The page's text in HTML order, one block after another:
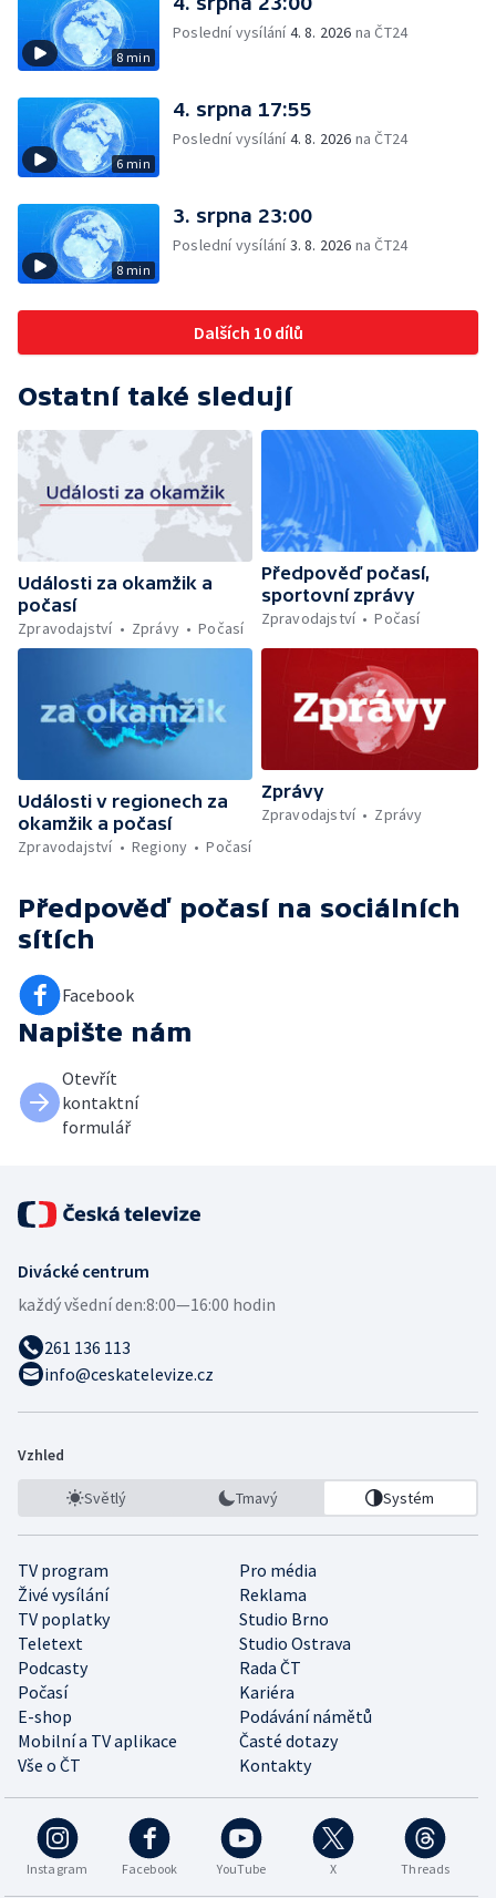
8 min
Poslední vysílání4. 8. 2026 na ČT24
6 min
4. srpna 17:55
Poslední vysílání4. 8. 2026 na ČT24
8 min
3. srpna 23:00
Poslední vysílání3. 8. 2026 na ČT24
Dalších 10 dílů
Ostatní také sledují
Události za okamžik a
počasí
Zpravodajství
Zprávy Počasí
Předpověď počasí,
sportovní zprávy
Zpravodajství
Počasí
Události v regionech za
okamžik a počasí
Zpravodajství
Regiony Počasí
Zprávy
Zpravodajství
Zprávy
Předpověď počasí na sociálních
sítích
Facebook
Napište nám
Otevřít
kontaktní
formulář
Divácké centrum
každý všední den:8:00—16:00 hodin
261 136 113
info@ceskatelevize.cz
Vzhled
Světlý Tmavý Systém
TV program
Pro média
Živé vysílání
Reklama
TV poplatky
Studio Brno
Teletext
Studio Ostrava
Podcasty
Rada ČT
Počasí
Kariéra
E-shop
Podávání námětů
Mobilní a TV aplikace
Časté dotazy
Vše o ČT
Kontakty
Instagram Facebook YouTube X Threads